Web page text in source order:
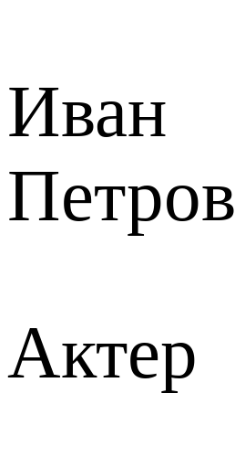
Иван
Петров
Актер